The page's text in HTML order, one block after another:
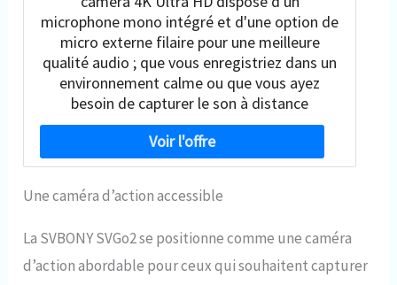
microphone mono intégré et d'une option de
micro externe filaire pour une meilleure
qualité audio ; que vous enregistriez dans un
environnement calme ou que vous ayez
besoin de capturer le son à distance
Une caméra d’action accessible
La SVBONY SVGo2 se positionne comme une caméra
d’action abordable pour ceux qui souhaitent capturer